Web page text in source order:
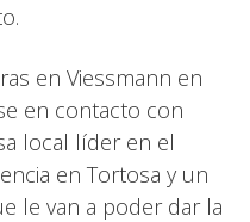
en Viessmann en
en contacto con
local líder en el
en Tortosa y un
le van a poder dar la